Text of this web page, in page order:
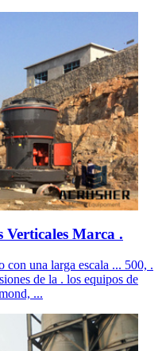
Verticales Marca .
con una larga escala ... 500, .
de la . los equipos de
...